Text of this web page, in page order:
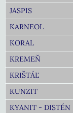
JASPIS
KARNEOL
KORAL
KREMEŇ
KRIŠTÁĽ
KUNZIT
KYANIT - DISTÉN